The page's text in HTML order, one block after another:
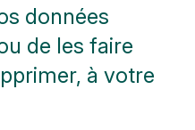
données
de les faire
à votre